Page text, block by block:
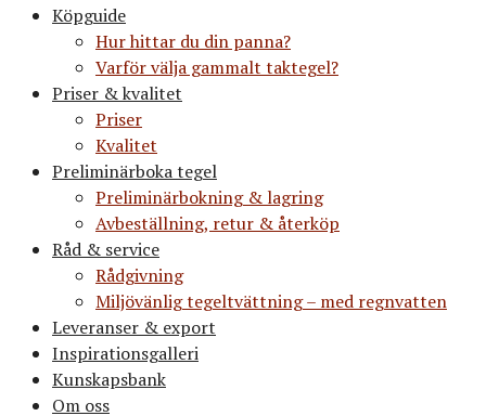
Köpguide
Hur hittar du din panna?
Varför välja gammalt taktegel?
Priser & kvalitet
Priser
Kvalitet
Preliminärboka tegel
Preliminärbokning & lagring
Avbeställning, retur & återköp
Råd & service
Rådgivning
Miljövänlig tegeltvättning – med regnvatten
Leveranser & export
Inspirationsgalleri
Kunskapsbank
Om oss